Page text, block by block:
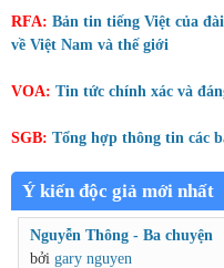
RFA: Bản tin tiếng Việt của
về Việt Nam và thế giới
VOA: Tin tức chính xác và
SGB: Tổng hợp thông tin các
Ý kiến độc giả mới nhất
Nguyễn Thông - Ba chuyện
bởi gary nguyen